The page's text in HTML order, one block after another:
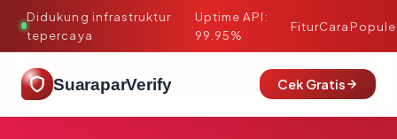
Didukung infrastruktur
tepercaya
·
Uptime API:
99.95%
FiturCara
SuaraparVerify Cek Gratis